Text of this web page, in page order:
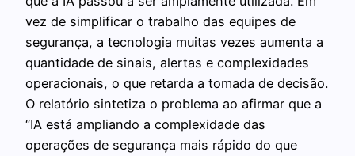
vez de simplificar o trabalho das equipes de
segurança, a tecnologia muitas vezes aumenta a
quantidade de sinais, alertas e complexidades
operacionais, o que retarda a tomada de decisão.
O relatório sintetiza o problema ao afirmar que a
“IA está ampliando a complexidade das
operações de segurança mais rápido do que